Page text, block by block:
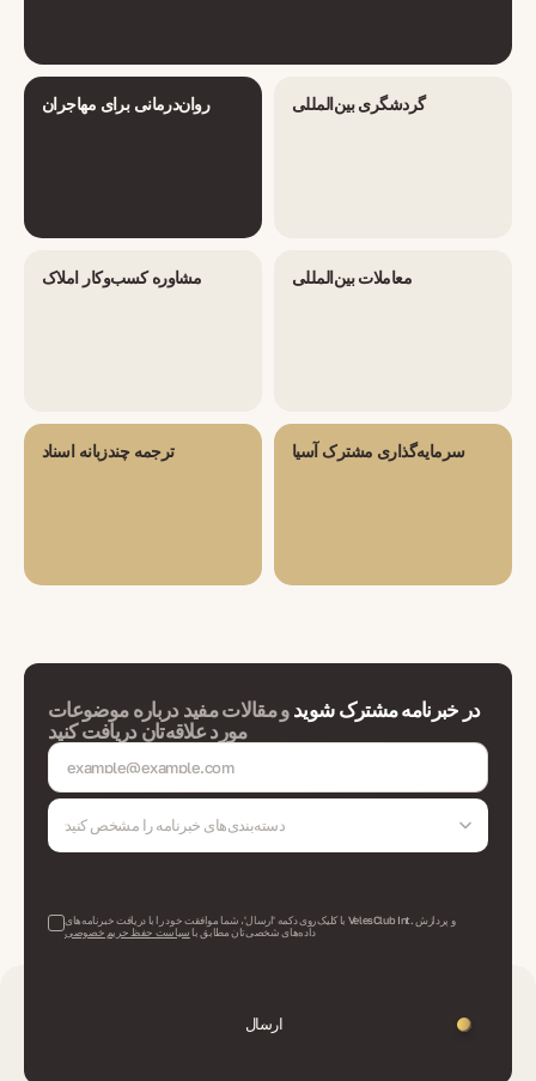
روان‌درمانی برای مهاجران گردشگری بین‌المللی
مشاوره کسب‌وکار املاک معاملات بین‌المللی
ترجمه چندزبانه اسناد سرمایه‌گذاری مشترک آسیا
در خبرنامه مشترک شویدو مقالات مفید درباره موضوعات
مورد علاقه‌تان دریافت کنید
دسته‌بندی‌های خبرنامه را مشخص کنید
با کلیک روی دکمه 'ارسال'، شما موافقت خود را با دریافت خبرنامه‌های VelesClub Int. و پردازش
داده‌های شخصی‌تان مطابق با سیاست حفظ حریم خصوصی
ارسال